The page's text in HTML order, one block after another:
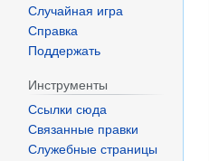
Случайная игра
Справка
Поддержать
Инструменты
Ссылки сюда
Связанные правки
Служебные страницы